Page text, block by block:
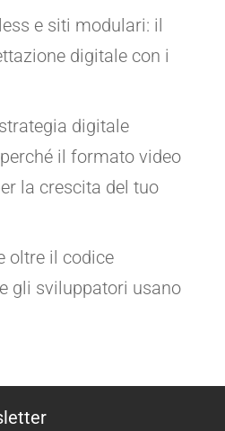
e siti modulari: il
digitale con i
digitale
il formato video
la crescita del tuo
oltre il codice
gli sviluppatori usano